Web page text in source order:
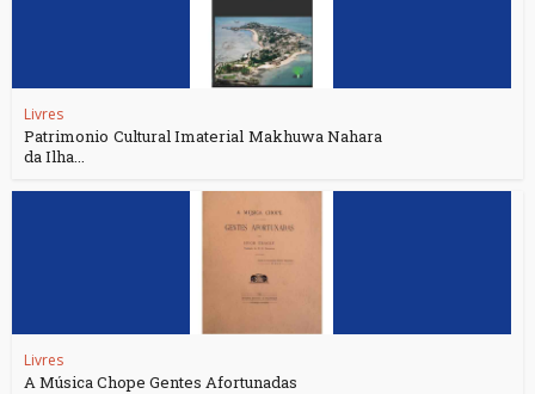
Livres
Patrimonio Cultural Imaterial Makhuwa Nahara
da Ilha...
Livres
A Música Chope Gentes Afortunadas